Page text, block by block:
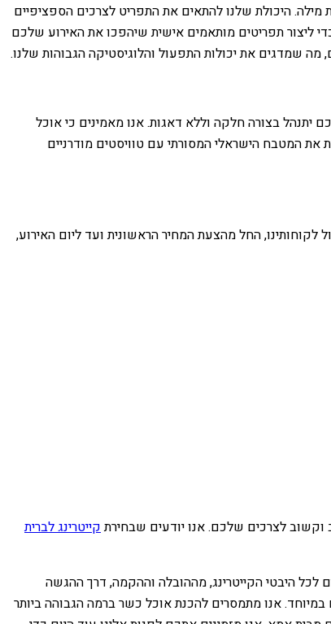
מילה. היכולת שלנו להתאים את התפריט לצרכים הספציפיים
ליצור תפריטים מותאמים אישית שיהפכו את האירוע שלכם
מה שמדגים את יכולות התפעול והלוגיסטיקה הגבוהות שלנו.
בצורה חלקה וללא דאגות. אנו מאמינים כי אוכל
את המטבח הישראלי המסורתי עם טוויסטים מודרניים
מלאה מול לקוחותינו, החל מהצעת המחיר הראשונית ועד ליום האירוע,
וקשוב לצרכים שלכם. אנו יודעים שבחירתקייטרינג לברית
לכל היבטי הקייטרינג, מההובלה וההקמה, דרך ההגשה
במיוחד. אנו מתמסרים להכנת אוכל כשר ברמה הגבוהה ביותר